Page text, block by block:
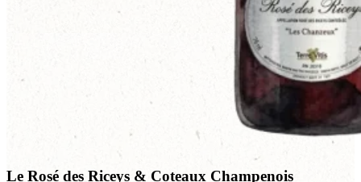
Le Rosé des Riceys & Coteaux Champenois